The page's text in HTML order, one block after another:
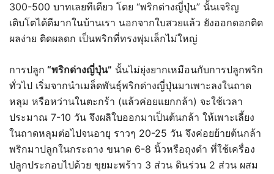
300-500 บาทเลยทีเดียว โดย “พริกด่างญี่ปุ่น” นั้นเจริญ
เติบโตได้ดีมากในบ้านเรา นอกจากใบสวยแล้ว ยังออกดอกติด
ผลง่าย ติดผลดก เป็นพริกที่ทรงพุ่มเล็กไม่ใหญ่
การปลูก “พริกด่างญี่ปุ่น” นั้นไม่ยุ่งยากเหมือนกับการปลูกพริก
ทั่วไป เริ่มจากนำเมล็ดพันธุ์พริกด่างญี่ปุ่นมาเพาะลงในถาด
หลุม หรือหว่านในตะกร้า (แล้วค่อยแยกกล้า) จะใช้เวลา
ประมาณ 7-10 วัน จึงผลิใบออกมาเป็นต้นกล้า ให้เพาะเลี้ยง
ในถาดหลุมต่อไปจนอายุ ราวๆ 20-25 วัน จึงค่อยย้ายต้นกล้า
พริกมาปลูกในกระถาง ขนาด 6-8 นิ้วหรือถุงดำ ที่ใช้เครื่อง
ปลูกประกอบไปด้วย ขุยมะพร้าว 3 ส่วน ดินร่วน 2 ส่วน ผสม